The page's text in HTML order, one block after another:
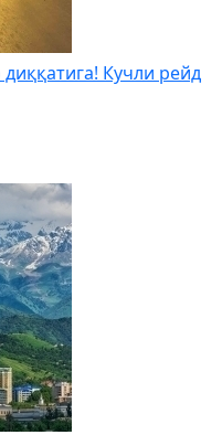
Кучли рейд